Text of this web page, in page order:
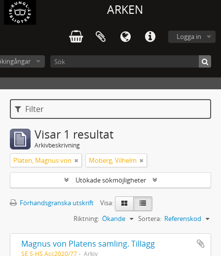
ARKEN
Logga in
Filter
Visar 1 resultat
Arkivbeskrivning
Platen, Magnus von Moberg, Vilhelm
Utökade sökmöjligheter
Förhandsgranska utskrift
Visa:
Sortera: Referenskod
Riktning: Ökande
Magnus von Platens samling. Tillägg
SE S-HS Acc2020/77 Arkiv